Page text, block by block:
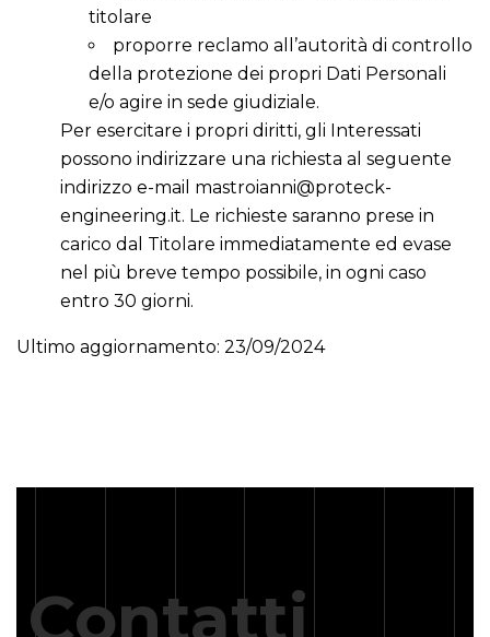
titolare
proporre reclamo all’autorità di controllo
della protezione dei propri Dati Personali
e/o agire in sede giudiziale.
Per esercitare i propri diritti, gli Interessati
possono indirizzare una richiesta al seguente
indirizzo e-mail mastroianni@proteck-
engineering.it. Le richieste saranno prese in
carico dal Titolare immediatamente ed evase
nel più breve tempo possibile, in ogni caso
entro 30 giorni.
Ultimo aggiornamento: 23/09/2024
Contatti